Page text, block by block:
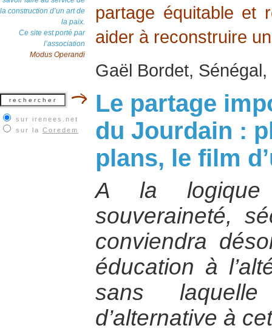
la construction d’un art de
la paix.
Ce site est porté par
l’association
Modus Operandi
sur irenees.net
sur la Coredem
partage équitable et
aider à reconstruire
Gaël Bordet,
Le partage
du Jourdain :
plans, le film
A la logique
souveraineté,
conviendra
éducation à
sans
d’alternative à